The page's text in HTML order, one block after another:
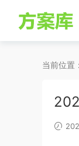
当前位置：